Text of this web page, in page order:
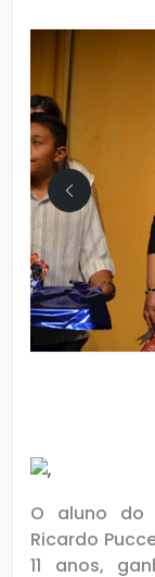
O aluno do
Ricardo
11 anos,